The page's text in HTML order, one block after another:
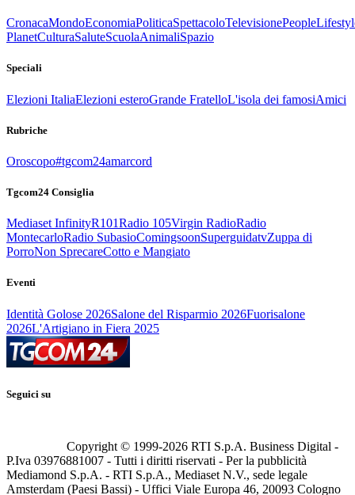
CronacaMondoEconomiaPoliticaSpettacoloTelevisionePeople
PlanetCulturaSaluteScuolaAnimaliSpazio
Speciali
Elezioni ItaliaElezioni esteroGrande FratelloL'isola dei famosiAmici
Rubriche
Oroscopo#tgcom24amarcord
Tgcom24 Consiglia
Mediaset InfinityR101Radio 105Virgin RadioRadio
MontecarloRadio SubasioComingsoonSuperguidatvZuppa di
PorroNon SprecareCotto e Mangiato
Eventi
Identità Golose 2026Salone del Risparmio 2026Fuorisalone
2026L'Artigiano in Fiera 2025
Seguici su
Copyright © 1999-2026 RTI S.p.A. Business Digital -
P.Iva 03976881007 - Tutti i diritti riservati - Per la pubblicità
Mediamond S.p.A. - RTI S.p.A., Mediaset N.V., sede legale
Amsterdam (Paesi Bassi) - Uffici Viale Europa 46, 20093 Cologno